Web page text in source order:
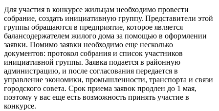
Для участия в конкурсе жильцам необходимо провести
собрание, создать инициативную группу. Представители этой
группы обращаются в предприятие, которое является
балансодержателем жилого дома за помощью в оформлении
заявки. Помимо заявки необходимо еще несколько
документов: протокол собрания и список участников
инициативной группы. Заявка подается в районную
администрацию, и после согласования передается в
управление экономики, промышленности, транспорта и связи
городского совета. Срок приема заявок продлен до 1 мая,
поэтому у вас еще есть возможность принять участие в
конкурсе.